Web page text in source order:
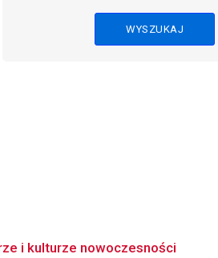
i kulturze nowoczesności